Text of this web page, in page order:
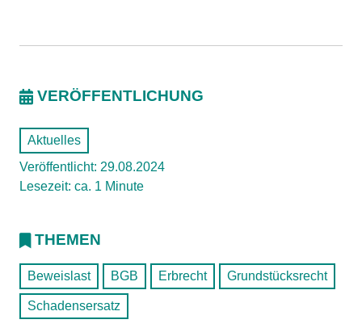
VERÖFFENTLICHUNG
Aktuelles
Veröffentlicht: 29.08.2024
Lesezeit: ca. 1 Minute
THEMEN
Beweislast BGB Erbrecht Grundstücksrecht
Schadensersatz